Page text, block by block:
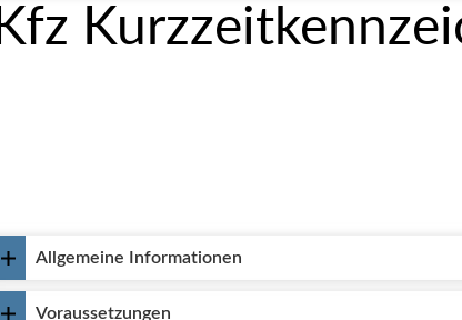
Kfz
Allgemeine Informationen
Voraussetzungen